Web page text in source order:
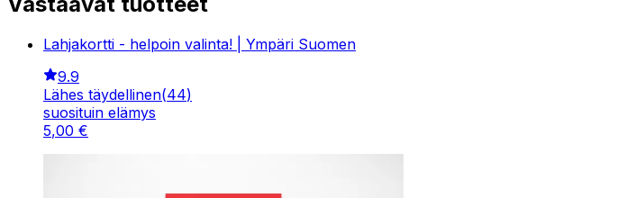
Lahjakortti - helpoin valinta! | Ympäri Suomen
9.9
Lähes täydellinen(44)
suosituin elämys
5,00 €